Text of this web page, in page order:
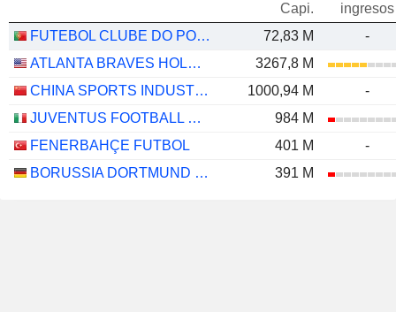
Capi.
ingresos
FUTEBOL CLUBE DO PORTO - FUTEBOL, SAD
72,83 M
-
ATLANTA BRAVES HOLDINGS, INC.
3267,8 M
CHINA SPORTS INDUSTRY GROUP CO., LTD.
1000,94 M
-
JUVENTUS FOOTBALL CLUB S.P.A.
984 M
FENERBAHÇE FUTBOL
401 M
-
BORUSSIA DORTMUND GMBH
391 M